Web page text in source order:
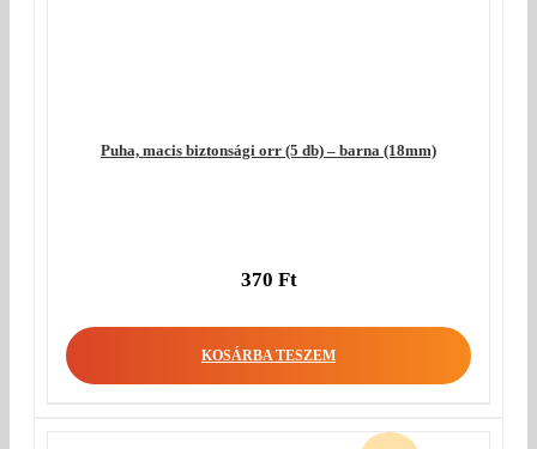
Puha, macis biztonsági orr (5 db) – barna (18mm)
370 Ft
KOSÁRBA TESZEM